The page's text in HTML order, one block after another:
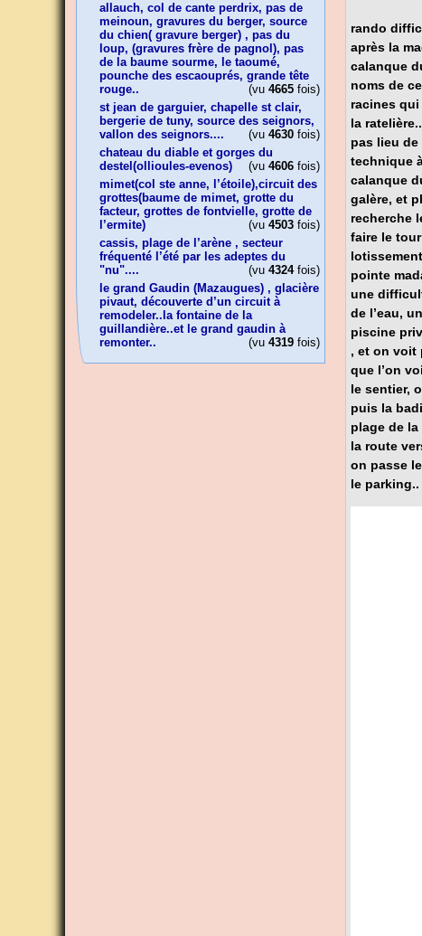
rando
après la
calanque
noms de
racines
la ratelière..
pas lieu de
technique
calanque
galère, et
recherche
faire le
pointe
une
de l’eau,
piscine
, et on voit
que l’on
le sentier,
puis la
plage de la
la route
on passe
le parking..
allauch, col de cante perdrix, pas de
meinoun, gravures du berger, source
du chien( gravure berger) , pas du
loup, (gravures frère de pagnol), pas
de la baume sourme, le taoumé,
pounche des escaouprés, grande tête
rouge..
(vu 4665 fois)
st jean de garguier, chapelle st clair,
bergerie de tuny, source des seignors,
vallon des seignors....
(vu 4630 fois)
chateau du diable et gorges du
destel(ollioules-evenos)
(vu 4606 fois)
mimet(col ste anne, l’étoile),circuit des
grottes(baume de mimet, grotte du
facteur, grottes de fontvielle, grotte de
l’ermite)
(vu 4503 fois)
cassis, plage de l’arène , secteur
fréquenté l’été par les adeptes du
"nu"....
(vu 4324fois)
le grand Gaudin (Mazaugues) , glacière
pivaut, découverte d’un circuit à
remodeler..la fontaine de la
guillandière..et le grand gaudin à
remonter..
(vu 4319 fois)